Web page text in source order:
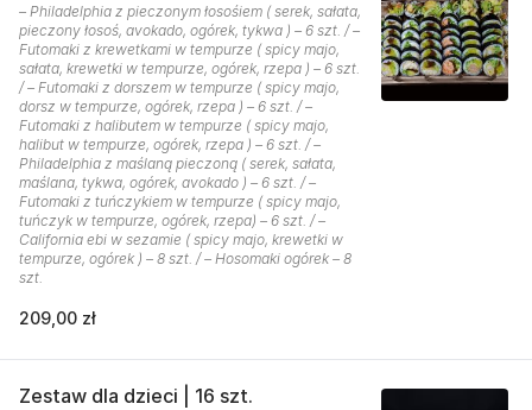
– Philadelphia z pieczonym łosośiem ( serek, sałata,
pieczony łosoś, avokado, ogórek, tykwa ) – 6 szt. / –
Futomaki z krewetkami w tempurze ( spicy majo,
sałata, krewetki w tempurze, ogórek, rzepa ) – 6 szt.
/ – Futomaki z dorszem w tempurze ( spicy majo,
dorsz w tempurze, ogórek, rzepa ) – 6 szt. / –
Futomaki z halibutem w tempurze ( spicy majo,
halibut w tempurze, ogórek, rzepa ) – 6 szt. / –
Philadelphia z maślaną pieczoną ( serek, sałata,
maślana, tykwa, ogórek, avokado ) – 6 szt. / –
Futomaki z tuńczykiem w tempurze ( spicy majo,
tuńczyk w tempurze, ogórek, rzepa) – 6 szt. / –
California ebi w sezamie ( spicy majo, krewetki w
tempurze, ogórek ) – 8 szt. / – Hosomaki ogórek – 8
szt.
209,00 zł
Zestaw dla dzieci | 16 szt.